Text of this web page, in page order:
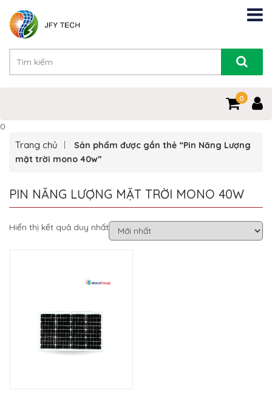
0
0
Trang chủ
Sản phẩm được gắn thẻ “Pin Năng Lượng
mặt trời mono 40w”
PIN NĂNG LƯỢNG MẶT TRỜI MONO 40W
Hiển thị kết quả duy nhất